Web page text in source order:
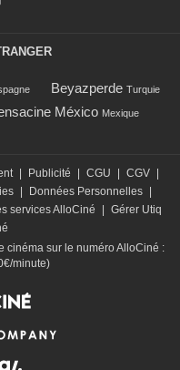
Beyazperde Turquie
México Mexique
Publicité CGU CGV
Données Personnelles
services AlloCiné
Gérer Utiq
cinéma sur le numéro AlloCiné :
minute)